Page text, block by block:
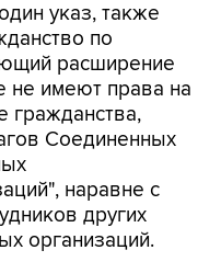
указ, также
по
расширение
не имеют права на
гражданства,
Соединенных
наравне с
других
организаций.